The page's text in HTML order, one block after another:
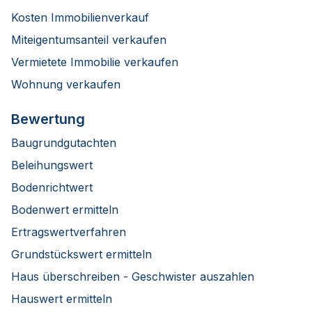
Kosten Immobilienverkauf
Miteigentumsanteil verkaufen
Vermietete Immobilie verkaufen
Wohnung verkaufen
Bewertung
Baugrundgutachten
Beleihungswert
Bodenrichtwert
Bodenwert ermitteln
Ertragswertverfahren
Grundstückswert ermitteln
Haus überschreiben - Geschwister auszahlen
Hauswert ermitteln